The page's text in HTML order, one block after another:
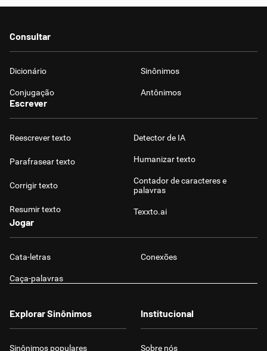
Consultar
Dicionário Sinônimos
Conjugação Antônimos
Escrever
Reescrever texto
Parafrasear texto
Corrigir texto
Resumir texto
Detector de IA
Humanizar texto
Contador de caracteres e
palavras
Texxto.ai
Jogar
Cata-letras Conexões
Caça-palavras
Explorar Sinônimos
Sinônimos populares
Institucional
Sobre nós